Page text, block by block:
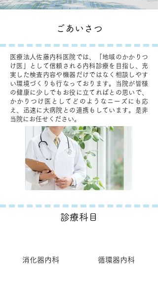
ごあいさつ
医療法人佐藤内科医院では、「地域のかかりつ
け医」として信頼される内科診療を目指し、充
実した検査内容や機器だけではなく相談しやす
い環境づくりも行なっております。当院が皆様
の健康に少しでもお役に立てればとの思いで、
かかりつけ医としてどのようなニーズにも応
え、迅速に大病院との連携もしています。是非
当院にお任せください。
診療科目
消化器内科 循環器内科